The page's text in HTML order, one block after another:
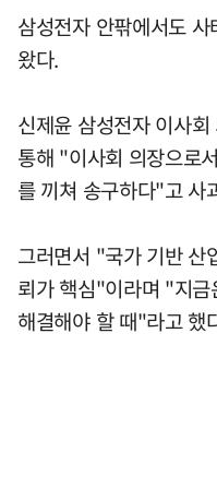
삼성전자 안팎에서도
왔다.
신제윤 삼성전자 이사
통해 "이사회 의장으로
를 끼쳐 송구하다"고 사
그러면서 "국가 기반 산
뢰가 핵심"이라며 "지
해결해야 할 때"라고 했